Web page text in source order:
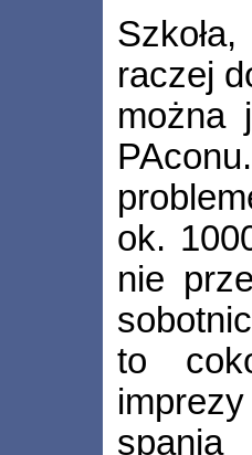
raczej
można
ok.
nie
to